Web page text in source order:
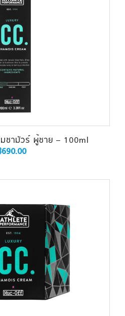
ชามัวร์ ผู้ชาย – 100ml
690.00